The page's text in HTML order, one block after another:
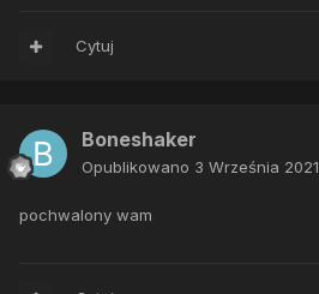
Cytuj
Boneshaker
Opublikowano 3 Września 2021
pochwalony wam